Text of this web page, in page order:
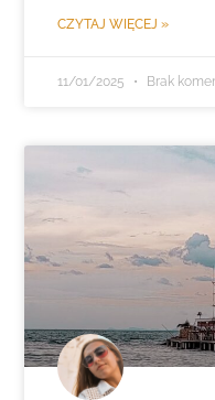
CZYTAJ WIĘCEJ »
11/01/2025 Brak